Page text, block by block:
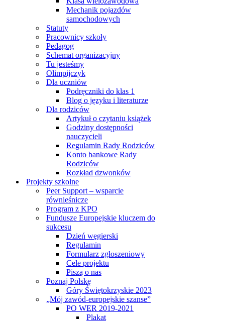
Mechanik pojazdów
samochodowych
Statuty
Pracownicy szkoły
Pedagog
Schemat organizacyjny
Tu jesteśmy
Olimpijczyk
Dla uczniów
Podręczniki do klas 1
Blog o języku i literaturze
Dla rodziców
Artykuł o czytaniu książek
Godziny dostępności
nauczycieli
Regulamin Rady Rodziców
Konto bankowe Rady
Rodziców
Rozkład dzwonków
Projekty szkolne
Peer Support – wsparcie
równieśnicze
Program z KPO
Fundusze Europejskie kluczem do
sukcesu
Dzień węgierski
Regulamin
Formularz zgłoszeniowy
Cele projektu
Piszą o nas
Poznaj Polskę
Góry Świętokrzyskie 2023
„Mój zawód-europejskie szanse”
PO WER 2019-2021
Plakat